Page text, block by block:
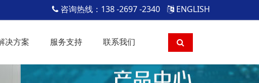
咨询热线：138 -2697 -2340 ENGLISH
决方案 服务支持 联系我们